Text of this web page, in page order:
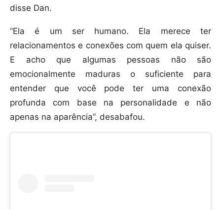
disse Dan.
“Ela é um ser humano. Ela merece ter
relacionamentos e conexões com quem ela quiser.
E acho que algumas pessoas não são
emocionalmente maduras o suficiente para
entender que você pode ter uma conexão
profunda com base na personalidade e não
apenas na aparência”, desabafou.